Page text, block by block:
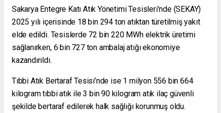
Sakarya Entegre Katı Atık Yönetimi Tesisleri’nde (SEKAY)
2025 yılı içerisinde 18 bin 294 ton atıktan türetilmiş yakıt
elde edildi. Tesislerde 72 bin 220 MWh elektrik üretimi
sağlanırken, 6 bin 727 ton ambalaj atığı ekonomiye
kazandırıldı.
Tıbbi Atık Bertaraf Tesisi’nde ise 1 milyon 556 bin 664
kilogram tıbbi atık ile 3 bin 90 kilogram atık ilaç güvenli
şekilde bertaraf edilerek halk sağlığı korunmuş oldu.